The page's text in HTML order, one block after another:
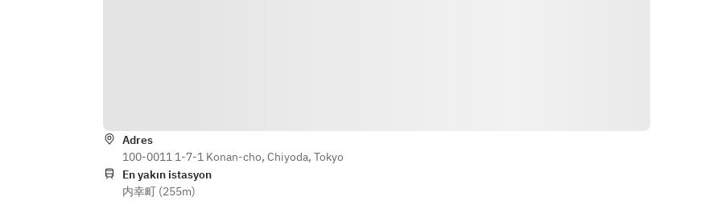
Adres
100-0011 1-7-1 Konan-cho, Chiyoda, Tokyo
En yakın istasyon
内幸町 (255m)